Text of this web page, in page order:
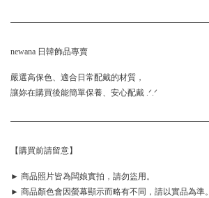
newana 日韓飾品專賣
嚴選高保色、適合日常配戴的材質，
讓妳在購買後能簡單保養、安心配戴 .ᐟ.ᐟ
【購買前請留意】
► 商品照片皆為闆娘實拍，請勿盜用。
► 商品顏色會因螢幕顯示而略有不同，請以實品為準。